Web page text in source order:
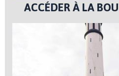
ACCÉDER À LA